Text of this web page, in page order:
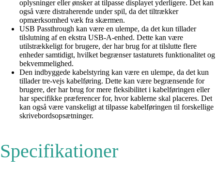
oplysninger eller ønsker at tilpasse displayet yderligere. Det kan
også være distraherende under spil, da det tiltrækker
opmærksomhed væk fra skærmen.
USB Passthrough kan være en ulempe, da det kun tillader
tilslutning af en ekstra USB-A-enhed. Dette kan være
utilstrækkeligt for brugere, der har brug for at tilslutte flere
enheder samtidigt, hvilket begrænser tastaturets funktionalitet og
bekvemmelighed.
Den indbyggede kabelstyring kan være en ulempe, da det kun
tillader tre-vejs kabelføring. Dette kan være begrænsende for
brugere, der har brug for mere fleksibilitet i kabelføringen eller
har specifikke præferencer for, hvor kablerne skal placeres. Det
kan også være vanskeligt at tilpasse kabelføringen til forskellige
skrivebordsopsætninger.
Specifikationer